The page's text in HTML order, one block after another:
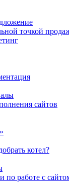
точкой
сайтов
котел?
работе с